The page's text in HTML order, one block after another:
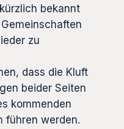
bekannt
zu
dass die Kluft
beider Seiten
kommenden
führen werden.